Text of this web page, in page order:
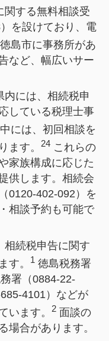
関する無料相談受
を設けており、電
島市に事務所があ
など、幅広いサー
内には、相続税申
している税理士事
には、初回相談を
ます。
24これらの
家族構成に応じた
供します。相続会
0120-402-092）を
相談予約も可能で
相続税申告に関す
す。
1徳島税務署
署（0884-22-
4101）などが
います。
2面談の
場合があります。